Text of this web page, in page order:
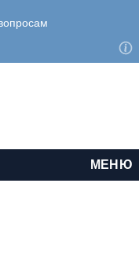
МЕНЮ